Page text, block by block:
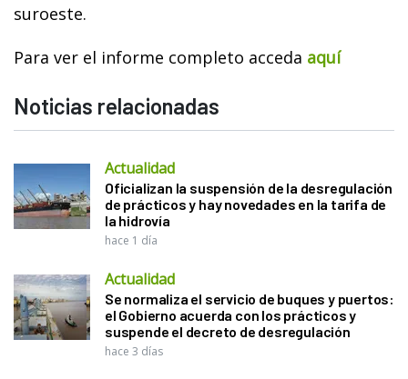
suroeste.
Para ver el informe completo acceda aquí
Noticias relacionadas
Actualidad
Oficializan la suspensión de la desregulación
de prácticos y hay novedades en la tarifa de
la hidrovía
hace 1 día
Actualidad
Se normaliza el servicio de buques y puertos:
el Gobierno acuerda con los prácticos y
suspende el decreto de desregulación
hace 3 días